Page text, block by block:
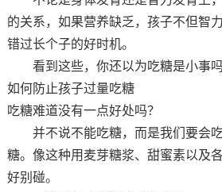
的关系，如果营养缺乏，孩子不但智
错过长个子的好时机。
看到这些，你还以为吃糖是小事吗
如何防止孩子过量吃糖
吃糖难道没有一点好处吗？
并不说不能吃糖，而是我们要会
糖。像这种用麦芽糖浆、甜蜜素以及
好别碰。